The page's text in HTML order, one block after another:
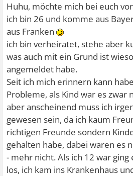
Huhu, möchte mich bei euch
ich bin 26 und komme aus
aus Franken
ich bin verheiratet, stehe aber
was auch mit ein Grund ist
angemeldet habe.
Seit ich mich erinnern kann
Probleme, als Kind war es zwar
aber anscheinend muss ich
gewesen sein, da ich kaum
richtigen Freunde sondern
gehalten habe, dabei waren es
- mehr nicht. Als ich 12 war ging
los, ich kam ins Krankenhaus